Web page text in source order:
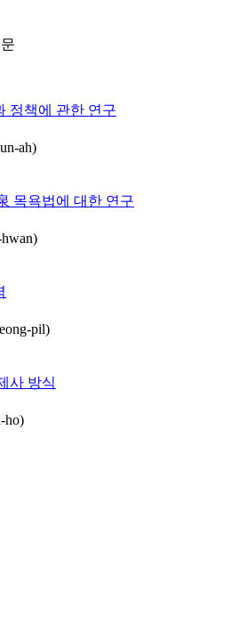
정책에 관한 연구
ah)
목욕법에 대한 연구
pil)
사 방식
ho)